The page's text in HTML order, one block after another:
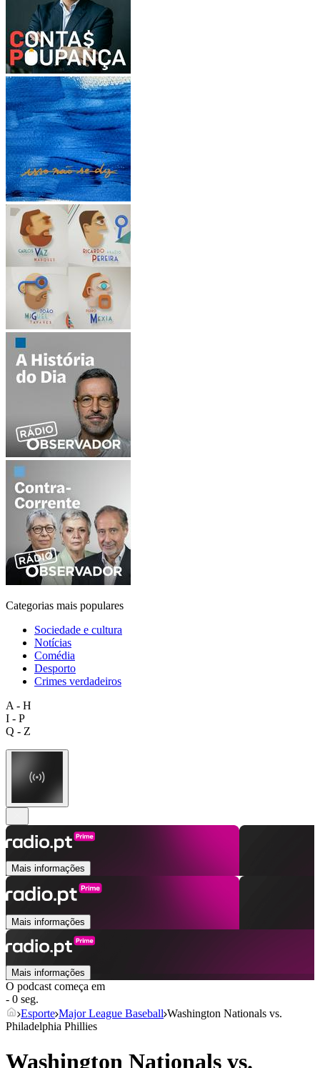
Categorias mais populares
Sociedade e cultura
Notícias
Comédia
Desporto
Crimes verdadeiros
A - H
I - P
Q - Z
Mais informações
Mais informações
Mais informações
O podcast começa em
- 0 seg.
Esporte Major League Baseball Washington Nationals vs.
Philadelphia Phillies
Washington Nationals vs.